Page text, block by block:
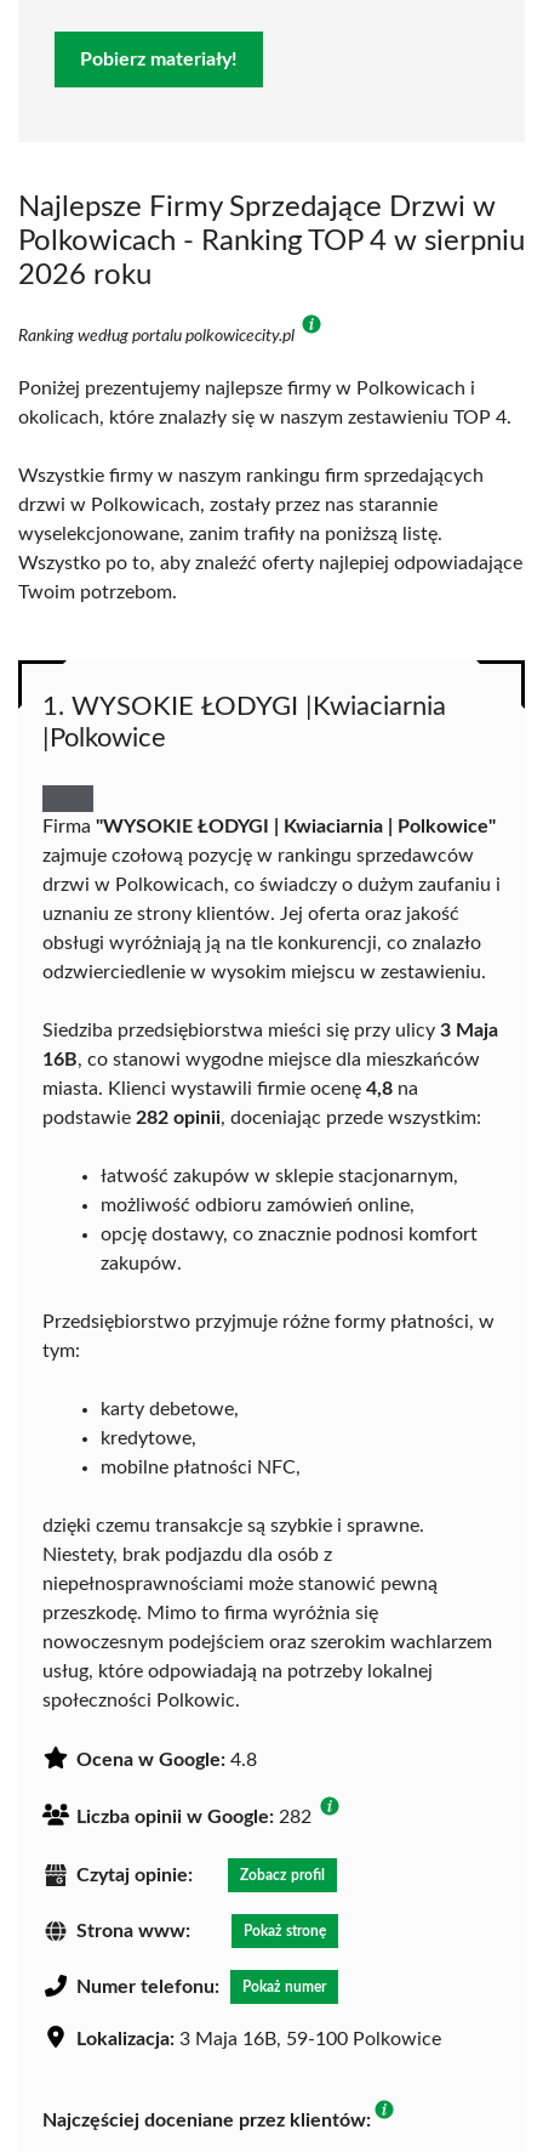
Pobierz materiały!
Najlepsze Firmy Sprzedające Drzwi w
Polkowicach - Ranking TOP 4 w sierpniu
2026 roku
Ranking według portalu polkowicecity.pl
Poniżej prezentujemy najlepsze firmy w Polkowicach i
okolicach, które znalazły się w naszym zestawieniu TOP 4.
Wszystkie firmy w naszym rankingu firm sprzedających
drzwi w Polkowicach, zostały przez nas starannie
wyselekcjonowane, zanim trafiły na poniższą listę.
Wszystko po to, aby znaleźć oferty najlepiej odpowiadające
Twoim potrzebom.
1. WYSOKIE ŁODYGI |Kwiaciarnia
|Polkowice
Firma "WYSOKIE ŁODYGI | Kwiaciarnia | Polkowice"
zajmuje czołową pozycję w rankingu sprzedawców
drzwi w Polkowicach, co świadczy o dużym zaufaniu i
uznaniu ze strony klientów. Jej oferta oraz jakość
obsługi wyróżniają ją na tle konkurencji, co znalazło
odzwierciedlenie w wysokim miejscu w zestawieniu.
Siedziba przedsiębiorstwa mieści się przy ulicy 3 Maja
16B, co stanowi wygodne miejsce dla mieszkańców
miasta. Klienci wystawili firmie ocenę 4,8 na
podstawie 282 opinii, doceniając przede wszystkim:
łatwość zakupów w sklepie stacjonarnym,
możliwość odbioru zamówień online,
opcję dostawy, co znacznie podnosi komfort
zakupów.
Przedsiębiorstwo przyjmuje różne formy płatności, w
tym:
karty debetowe,
kredytowe,
mobilne płatności NFC,
dzięki czemu transakcje są szybkie i sprawne.
Niestety, brak podjazdu dla osób z
niepełnosprawnościami może stanowić pewną
przeszkodę. Mimo to firma wyróżnia się
nowoczesnym podejściem oraz szerokim wachlarzem
usług, które odpowiadają na potrzeby lokalnej
społeczności Polkowic.
Ocena w Google: 4.8
Liczba opinii w Google: 282
Czytaj opinie: Zobacz profil
Strona www: Pokaż stronę
Numer telefonu: Pokaż numer
Lokalizacja: 3 Maja 16B, 59-100 Polkowice
Najczęściej doceniane przez klientów: